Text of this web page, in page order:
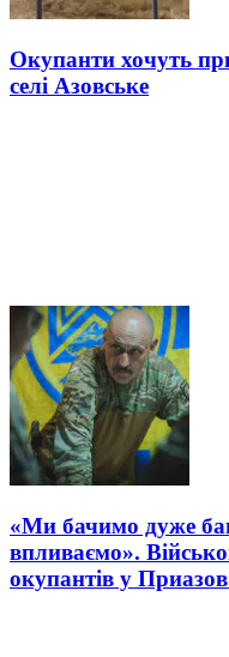
Окупанти хочуть
селі Азовське
«Ми бачимо дуже
впливаємо».
окупантів у